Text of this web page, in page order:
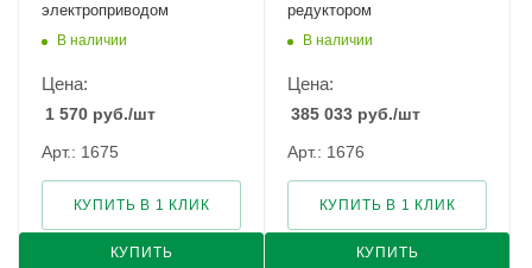
электроприводом
В наличии
Цена:
1 570 руб./шт
Арт.: 1675
КУПИТЬ
КУПИТЬ В 1 КЛИК
редуктором
В наличии
Цена:
385 033 руб./шт
Арт.: 1676
КУПИТЬ
КУПИТЬ В 1 КЛИК